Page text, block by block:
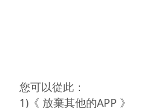
您可以從此：
1)《 放棄其他的APP 》